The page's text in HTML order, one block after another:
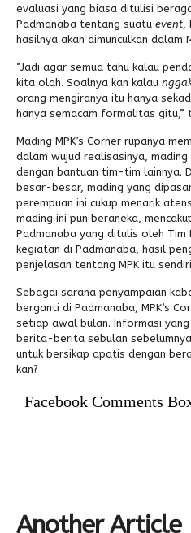
evaluasi yang biasa ditulisi
Padmanaba tentang suatu event,
hasilnya akan dimunculkan dalam
“Jadi agar semua tahu kalau
kita olah. Soalnya kan kalau
orang mengiranya itu hanya
hanya semacam formalitas gitu,”
Mading MPK’s Corner rupanya
dalam wujud realisasinya,
dengan bantuan tim-tim lainnya.
besar-besar, mading yang
perempuan ini cukup menarik
mading ini pun beraneka,
Padmanaba yang ditulis oleh
kegiatan di Padmanaba, hasil
penjelasan tentang MPK itu
Sebagai sarana penyampaian
berganti di Padmanaba, MPK’s
setiap awal bulan. Informasi yang
berita-berita sebulan
untuk bersikap apatis dengan
kan?
Facebook Comments
Another Article